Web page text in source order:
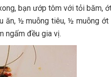
bạn ướp tôm với tỏi băm,
ăn, ½ muỗng tiêu, ½ muỗng ớt
ngấm đều gia vị.